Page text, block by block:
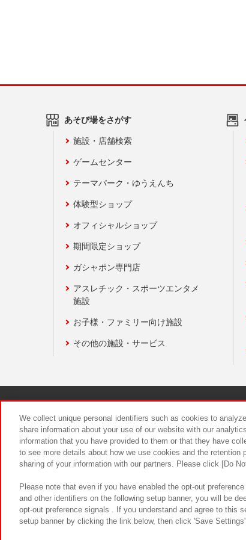
あそび場をさがす
施設・店舗検索
ゲームセンター
テーマパーク・ゆうえんち
体験型ショップ
オフィシャルショップ
期間限定ショップ
ガシャポン専門店
アスレチック・スポーツエンタメ
施設
お子様・ファミリー向け施設
その他の施設・サービス
食品
We collect unique personal identifiers such as cookies to
share information about your use of our website with our
information that you have provided to them or that they have
to see more details about how we use cookies and the
sharing of your information with our partners. Please click [Do
Please note that even if you have enabled the opt-out
and other identifiers on the following setup banner, you will be
opt-out preference signals . If you understand and agree to this
setup banner by clicking the link below, then click 'Save